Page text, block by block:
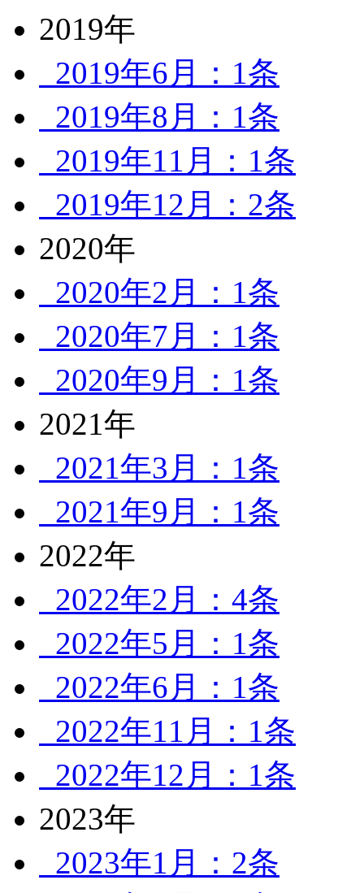
2019年
2019年6月：1条
2019年8月：1条
2019年11月：1条
2019年12月：2条
2020年
2020年2月：1条
2020年7月：1条
2020年9月：1条
2021年
2021年3月：1条
2021年9月：1条
2022年
2022年2月：4条
2022年5月：1条
2022年6月：1条
2022年11月：1条
2022年12月：1条
2023年
2023年1月：2条